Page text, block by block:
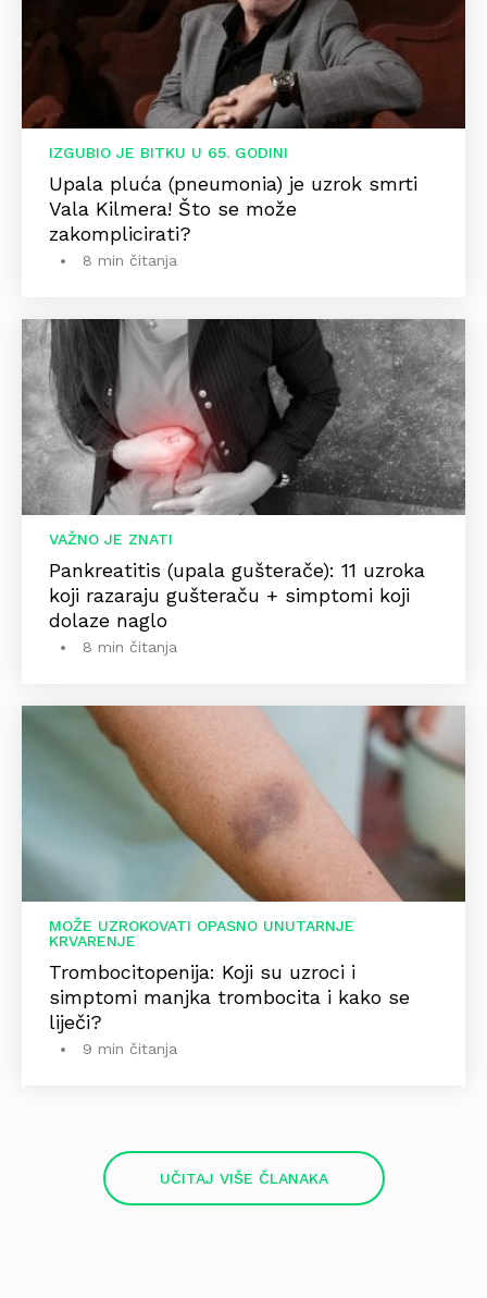
IZGUBIO JE BITKU U 65. GODINI
Upala pluća (pneumonia) je uzrok smrti
Vala Kilmera! Što se može
zakomplicirati?
8 min čitanja
VAŽNO JE ZNATI
Pankreatitis (upala gušterače): 11 uzroka
koji razaraju gušteraču + simptomi koji
dolaze naglo
8 min čitanja
MOŽE UZROKOVATI OPASNO UNUTARNJE
KRVARENJE
Trombocitopenija: Koji su uzroci i
simptomi manjka trombocita i kako se
liječi?
9 min čitanja
UČITAJ VIŠE ČLANAKA